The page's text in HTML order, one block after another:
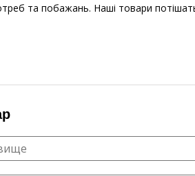
та побажань. Наші товари